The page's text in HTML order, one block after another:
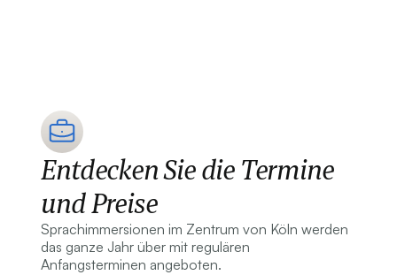
Entdecken Sie die Termine
und Preise
Sprachimmersionen im Zentrum von Köln werden
das ganze Jahr über mit regulären
Anfangsterminen angeboten.